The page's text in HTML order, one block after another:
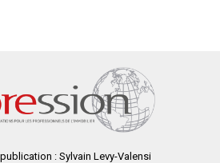
: Sylvain Levy-Valensi